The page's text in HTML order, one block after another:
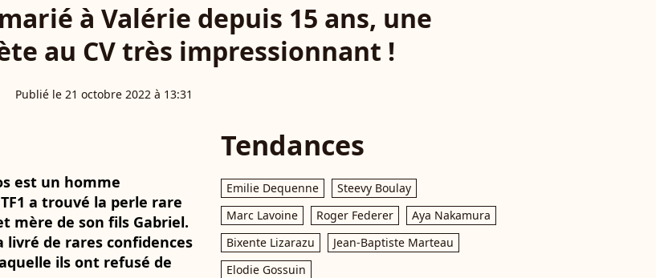
à Valérie depuis 15 ans, une
au CV très impressionnant !
Publié le 21 octobre 2022 à 13:31
est un homme
a trouvé la perle rare
mère de son fils Gabriel.
de rares confidences
ils ont refusé de
Tendances
Emilie Dequenne
Steevy Boulay
Marc Lavoine
Roger Federer
Aya Nakamura
Bixente Lizarazu
Jean-Baptiste Marteau
Elodie Gossuin